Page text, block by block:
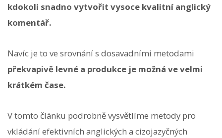
kdokoli snadno vytvořit vysoce kvalitní anglický
komentář.
Navíc je to ve srovnání s dosavadními metodami
překvapivě levné a produkce je možná ve velmi
krátkém čase.
V tomto článku podrobně vysvětlíme metody pro
vkládání efektivních anglických a cizojazyčných